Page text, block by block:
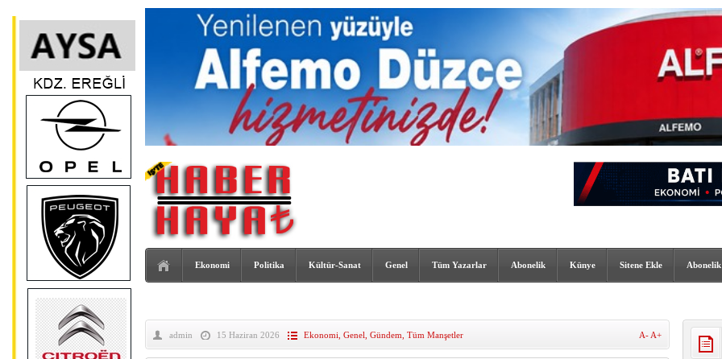
Ekonomi Politika Kültür-Sanat Genel Tüm Yazarlar Abonelik Künye Sitene Ekle Abonelik
admin 15 Haziran 2026 Ekonomi Genel Gündem Tüm Manşetler A- A+